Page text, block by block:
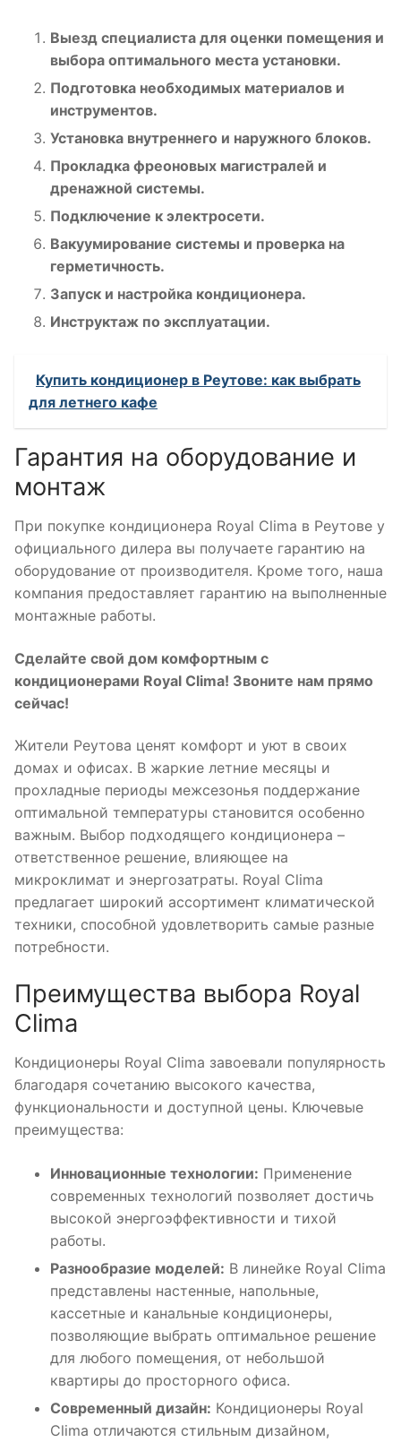
Выезд специалиста для оценки помещения и
выбора оптимального места установки.
Подготовка необходимых материалов и
инструментов.
Установка внутреннего и наружного блоков.
Прокладка фреоновых магистралей и
дренажной системы.
Подключение к электросети.
Вакуумирование системы и проверка на
герметичность.
Запуск и настройка кондиционера.
Инструктаж по эксплуатации.
Купить кондиционер в Реутове: как выбрать
для летнего кафе
Гарантия на оборудование и
монтаж
При покупке кондиционера Royal Clima в Реутове у
официального дилера вы получаете гарантию на
оборудование от производителя. Кроме того, наша
компания предоставляет гарантию на выполненные
монтажные работы.
Сделайте свой дом комфортным с
кондиционерами Royal Clima! Звоните нам прямо
сейчас!
Жители Реутова ценят комфорт и уют в своих
домах и офисах. В жаркие летние месяцы и
прохладные периоды межсезонья поддержание
оптимальной температуры становится особенно
важным. Выбор подходящего кондиционера –
ответственное решение, влияющее на
микроклимат и энергозатраты. Royal Clima
предлагает широкий ассортимент климатической
техники, способной удовлетворить самые разные
потребности.
Преимущества выбора Royal
Clima
Кондиционеры Royal Clima завоевали популярность
благодаря сочетанию высокого качества,
функциональности и доступной цены. Ключевые
преимущества:
Инновационные технологии: Применение
современных технологий позволяет достичь
высокой энергоэффективности и тихой
работы.
Разнообразие моделей: В линейке Royal Clima
представлены настенные, напольные,
кассетные и канальные кондиционеры,
позволяющие выбрать оптимальное решение
для любого помещения, от небольшой
квартиры до просторного офиса.
Современный дизайн: Кондиционеры Royal
Clima отличаются стильным дизайном,